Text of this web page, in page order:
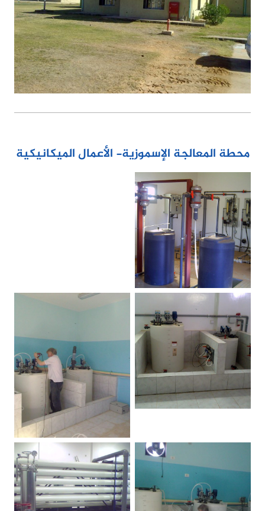
محطة المعالجة الإسموزية- الأعمال الميكانيكية